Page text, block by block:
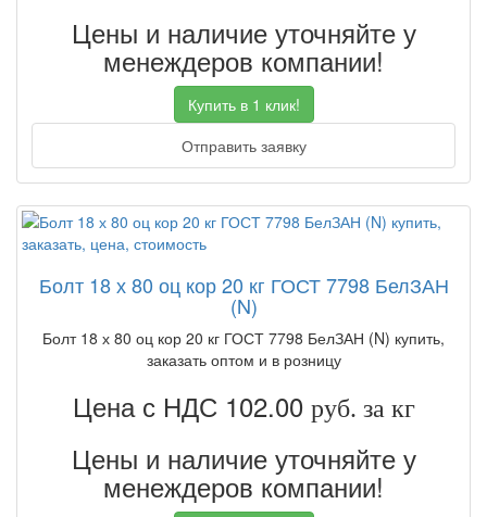
Цены и наличие уточняйте у
менеждеров компании!
Купить в 1 клик!
Отправить заявку
Болт 18 х 80 оц кор 20 кг ГОСТ 7798 БелЗАН
(N)
Болт 18 х 80 оц кор 20 кг ГОСТ 7798 БелЗАН (N) купить,
заказать оптом и в розницу
Цена с НДС 102.00 руб. за кг
Цены и наличие уточняйте у
менеждеров компании!